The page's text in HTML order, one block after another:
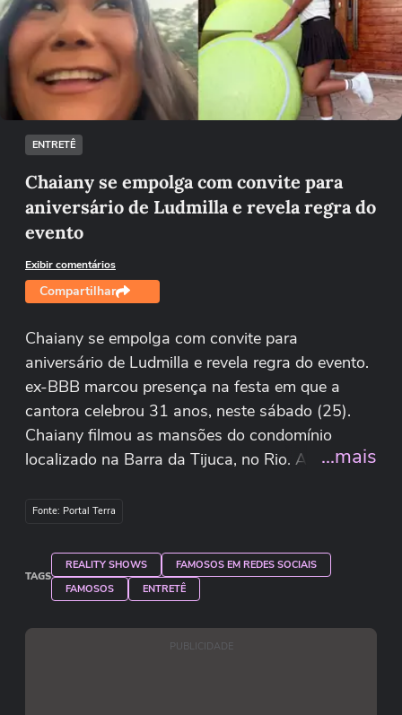
Não foi possível reproduzir o vídeo
Tentar novamente
ENTRETÊ
Chaiany se empolga com convite para
aniversário de Ludmilla e revela regra do
evento
Exibir comentários
Compartilhar
Chaiany se empolga com convite para
aniversário de Ludmilla e revela regra do evento.
ex-BBB marcou presença na festa em que a
cantora celebrou 31 anos, neste sábado (25).
Chaiany filmou as mansões do condomínio
localizado na Barra da Tijuca, no Rio. Ao chegar
nas redes: “Vão tomar o celular, vou sumir”.
...mais
Fonte: Portal Terra
TAGS
REALITY SHOWS
FAMOSOS EM REDES SOCIAIS
FAMOSOS
ENTRETÊ
PUBLICIDADE